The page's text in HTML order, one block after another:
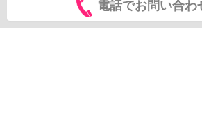
電話でお問い合わ